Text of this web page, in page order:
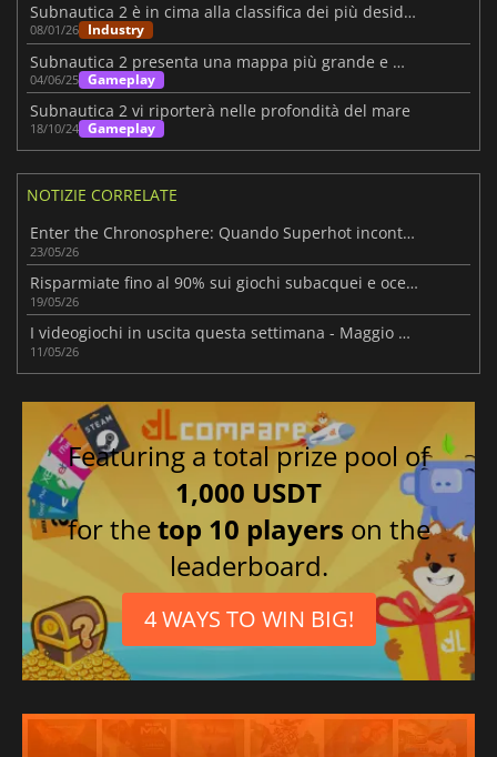
Subnautica 2 è in cima alla classifica dei più desiderati di Steam per il 2026
08/01/26 Industry
Subnautica 2 presenta una mappa più grande e molte novità
04/06/25 Gameplay
Subnautica 2 vi riporterà nelle profondità del mare
18/10/24 Gameplay
NOTIZIE CORRELATE
Enter the Chronosphere: Quando Superhot incontra Bullet Hell
23/05/26
Risparmiate fino al 90% sui giochi subacquei e oceanici con la Steam Ocean Fest Sale
19/05/26
I videogiochi in uscita questa settimana - Maggio 2026 (Settimana 20)
11/05/26
Featuring a total prize pool of
1,000 USDT
for thetop 10 players on the
leaderboard.
4 WAYS TO WIN BIG!